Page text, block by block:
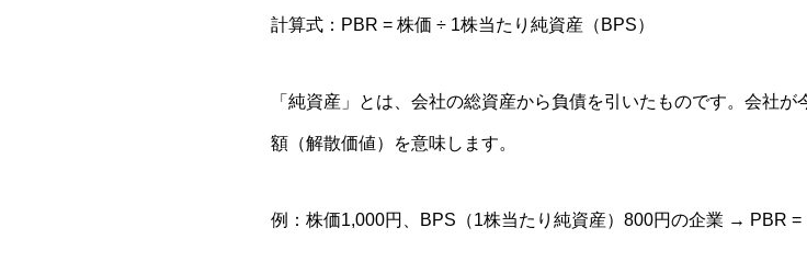
計算式：PBR = 株価 ÷ 1株当たり純資産（BPS）
「純資産」とは、会社の総資産から負債を引いたものです。会社
額（解散価値）を意味します。
例：株価1,000円、BPS（1株当たり純資産）800円の企業 → PBR =